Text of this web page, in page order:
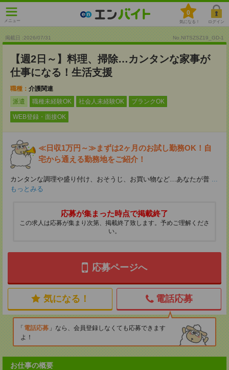
メニュー
0
気になる！ ログイン
掲載日 :2026/07/31 No.NITSZSZ19_GD-1
【週2日～】料理、掃除…カンタンな家事が
仕事になる！生活支援
職種： 介護関連
派遣
職種未経験OK 社会人未経験OK ブランクOK
WEB登録・面接OK
≪日収1万円～≫まずは2ヶ月のお試し勤務OK！自
宅から通える勤務地をご紹介！
カンタンな調理や盛り付け、おそうじ、お買い物など…あなたが普 ...
もっとみる
応募が集まった時点で掲載終了
この求人は応募が集まり次第、掲載終了致します。予めご理解くださ
い。
応募ページへ
気になる！ 電話応募
電話応募
なら、会員登録しなくても応募できます
よ！
お仕事の概要